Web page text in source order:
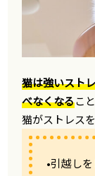
猫は強いスト
べなくなるこ
猫がストレス
•引越し